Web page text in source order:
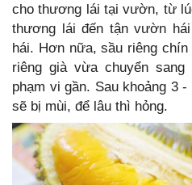
cho thương lái tại vườn, từ
thương lái đến tận vườn
hái. Hơn nữa, sầu riêng
riêng già vừa chuyển
phạm vi gần. Sau khoảng 3
sẽ bị mùi, để lâu thì hỏng.